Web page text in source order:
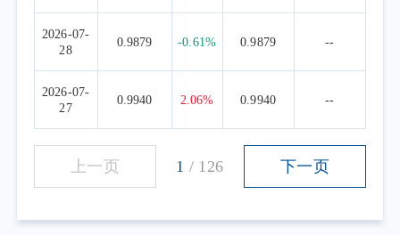
2026-07-
28
0.9879 -0.61% 0.9879 --
2026-07-
27
0.9940 2.06% 0.9940 --
上一页 1 / 126 下一页